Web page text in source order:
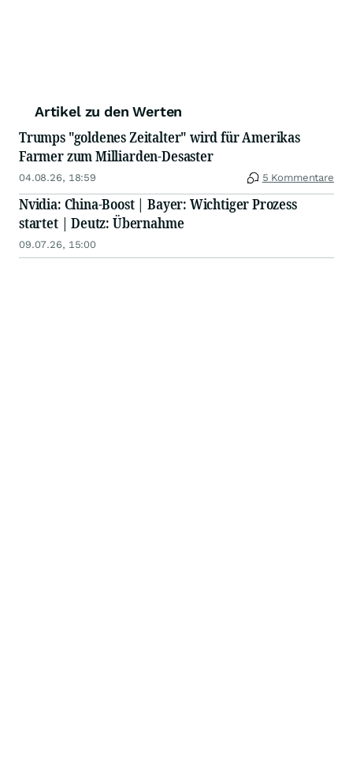
Artikel zu den Werten
Trumps "goldenes Zeitalter" wird für Amerikas
Farmer zum Milliarden-Desaster
04.08.26, 18:59 5 Kommentare
Nvidia: China-Boost | Bayer: Wichtiger Prozess
startet | Deutz: Übernahme
09.07.26, 15:00